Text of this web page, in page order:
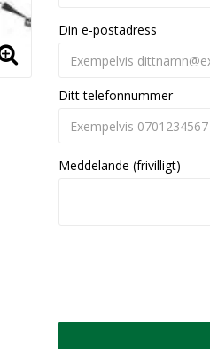
Din e-postadress
Ditt telefonnummer
Meddelande (frivilligt)